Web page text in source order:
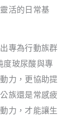
活的日常基
專為行動族群
度玻尿酸與專
力，更協助提
族還是常感疲
力，才能讓生